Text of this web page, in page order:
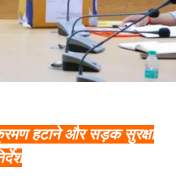
हटाने और सड़क सुरक्षा